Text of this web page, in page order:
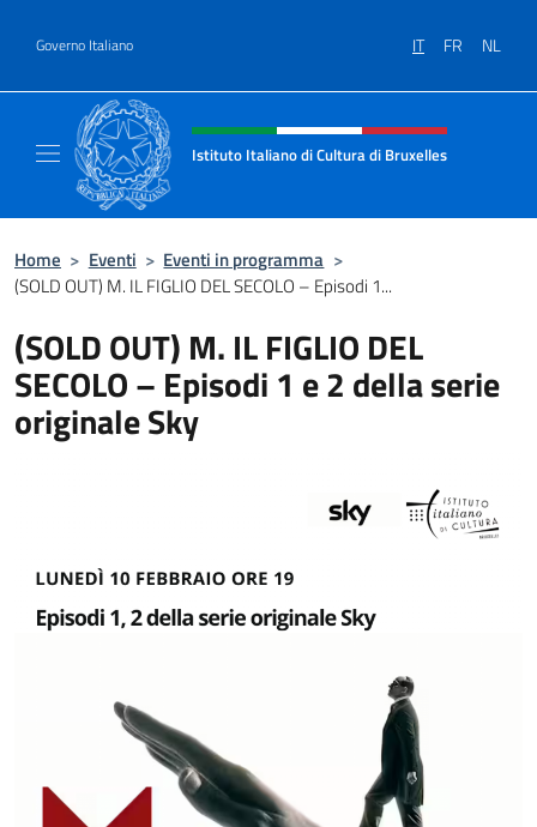
Governo Italiano IT FR NL
Intestazione sito, social e menù
Istituto Italiano di Cultura di Bruxelles
Home > Eventi > Eventi in programma >
(SOLD OUT) M. IL FIGLIO DEL SECOLO – Episodi 1...
(SOLD OUT) M. IL FIGLIO DEL
SECOLO – Episodi 1 e 2 della serie
originale Sky